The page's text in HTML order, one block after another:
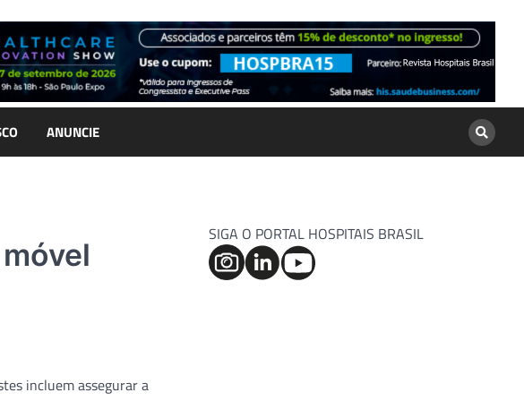
ANUNCIE
incluem assegurar a
SIGA O PORTAL HOSPITAIS BRASIL